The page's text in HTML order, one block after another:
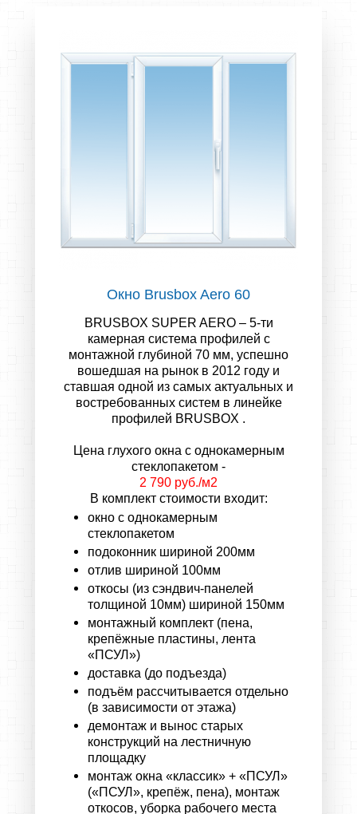
Окно Brusbox Aero 60
BRUSBOX SUPER AERO– 5-ти
камерная система профилей с
монтажной глубиной 70 мм, успешно
вошедшая на рынок в 2012 году и
ставшая одной из самых актуальных и
востребованных систем в линейке
профилей BRUSBOX .
Цена глухого окна с однокамерным
стеклопакетом -
2 790 руб./м2
В комплект стоимости входит:
окно с однокамерным
стеклопакетом
подоконник шириной 200мм
отлив шириной 100мм
откосы (из сэндвич-панелей
толщиной 10мм) шириной 150мм
монтажный комплект (пена,
крепёжные пластины, лента
«ПСУЛ»)
доставка (до подъезда)
подъём рассчитывается отдельно
(в зависимости от этажа)
демонтаж и вынос старых
конструкций на лестничную
площадку
монтаж окна «классик» + «ПСУЛ»
(«ПСУЛ», крепёж, пена), монтаж
откосов, уборка рабочего места